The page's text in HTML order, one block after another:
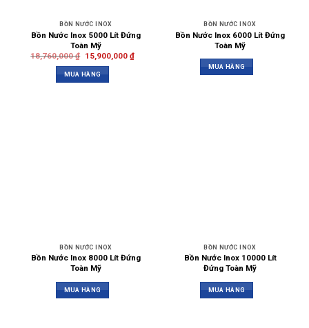
BỒN NƯỚC INOX
Bồn Nước Inox 5000 Lít Đứng
Toàn Mỹ
18,760,000₫ 15,900,000 ₫
MUA HÀNG
BỒN NƯỚC INOX
Bồn Nước Inox 6000 Lít Đứng
Toàn Mỹ
MUA HÀNG
BỒN NƯỚC INOX
Bồn Nước Inox 8000 Lít Đứng
Toàn Mỹ
MUA HÀNG
BỒN NƯỚC INOX
Bồn Nước Inox 10000 Lít
Đứng Toàn Mỹ
MUA HÀNG